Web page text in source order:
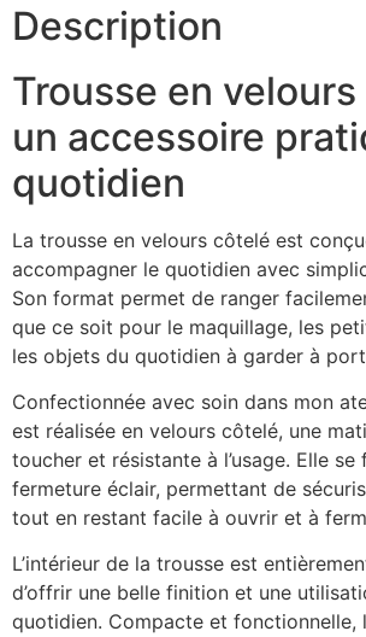
Description
Trousse en
un accessoire
quotidien
La trousse en velours côtelé est
accompagner le quotidien avec
Son format permet de ranger
que ce soit pour le maquillage, les
les objets du quotidien à garder à
Confectionnée avec soin dans mon
est réalisée en velours côtelé, une
toucher et résistante à l’usage. Elle
fermeture éclair, permettant de
tout en restant facile à ouvrir et à
L’intérieur de la trousse est
d’offrir une belle finition et une
quotidien. Compacte et fonctionnelle,